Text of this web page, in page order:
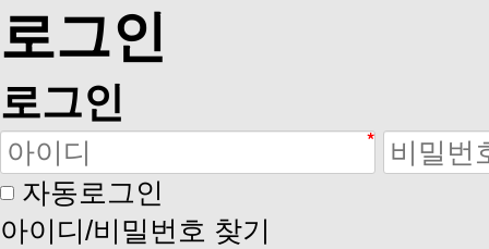
로그인
로그인
자동로그인
아이디/비밀번호 찾기